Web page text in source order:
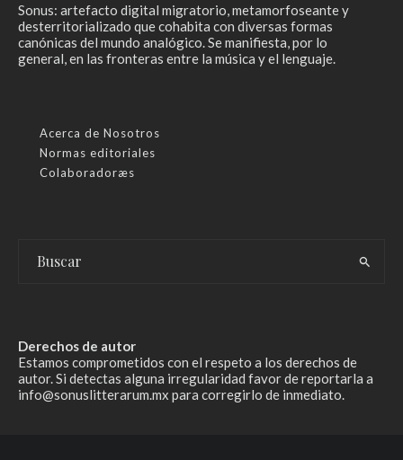
Sonus: artefacto digital migratorio, metamorfoseante y
desterritorializado que cohabita con diversas formas
canónicas del mundo analógico. Se manifiesta, por lo
general, en las fronteras entre la música y el lenguaje.
Acerca de Nosotros
Normas editoriales
Colaboradoræs
Derechos de autor
Estamos comprometidos con el respeto a los derechos de
autor. Si detectas alguna irregularidad favor de reportarla a
info@sonuslitterarum.mx para corregirlo de inmediato.